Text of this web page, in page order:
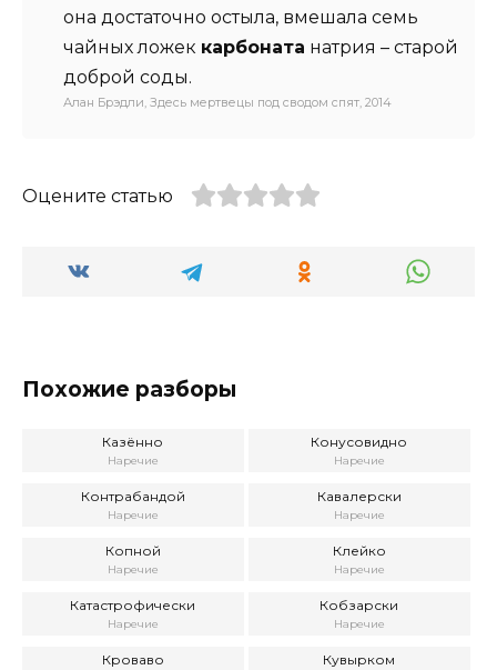
она достаточно остыла, вмешала семь
чайных ложек карбоната натрия – старой
доброй соды.
Алан Брэдли, Здесь мертвецы под сводом спят, 2014
Оцените статью
Похожие разборы
Казённо
Наречие
Конусовидно
Наречие
Контрабандой
Наречие
Кавалерски
Наречие
Копной
Наречие
Клейко
Наречие
Катастрофически
Наречие
Кобзарски
Наречие
Кроваво Кувырком